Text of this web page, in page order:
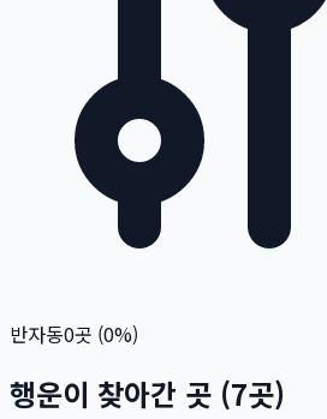
반자동0곳 (0%)
행운이 찾아간 곳 (7곳)